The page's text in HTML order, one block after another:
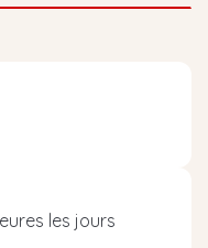
les jours